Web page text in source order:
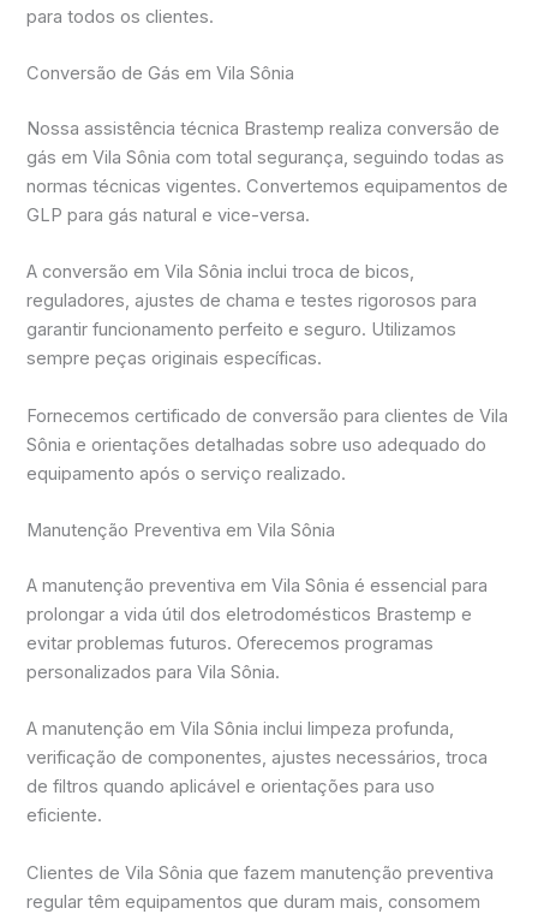
para todos os clientes.
Conversão de Gás em Vila Sônia
Nossa assistência técnica Brastemp realiza conversão de
gás em Vila Sônia com total segurança, seguindo todas as
normas técnicas vigentes. Convertemos equipamentos de
GLP para gás natural e vice-versa.
A conversão em Vila Sônia inclui troca de bicos,
reguladores, ajustes de chama e testes rigorosos para
garantir funcionamento perfeito e seguro. Utilizamos
sempre peças originais específicas.
Fornecemos certificado de conversão para clientes de Vila
Sônia e orientações detalhadas sobre uso adequado do
equipamento após o serviço realizado.
Manutenção Preventiva em Vila Sônia
A manutenção preventiva em Vila Sônia é essencial para
prolongar a vida útil dos eletrodomésticos Brastemp e
evitar problemas futuros. Oferecemos programas
personalizados para Vila Sônia.
A manutenção em Vila Sônia inclui limpeza profunda,
verificação de componentes, ajustes necessários, troca
de filtros quando aplicável e orientações para uso
eficiente.
Clientes de Vila Sônia que fazem manutenção preventiva
regular têm equipamentos que duram mais, consomem